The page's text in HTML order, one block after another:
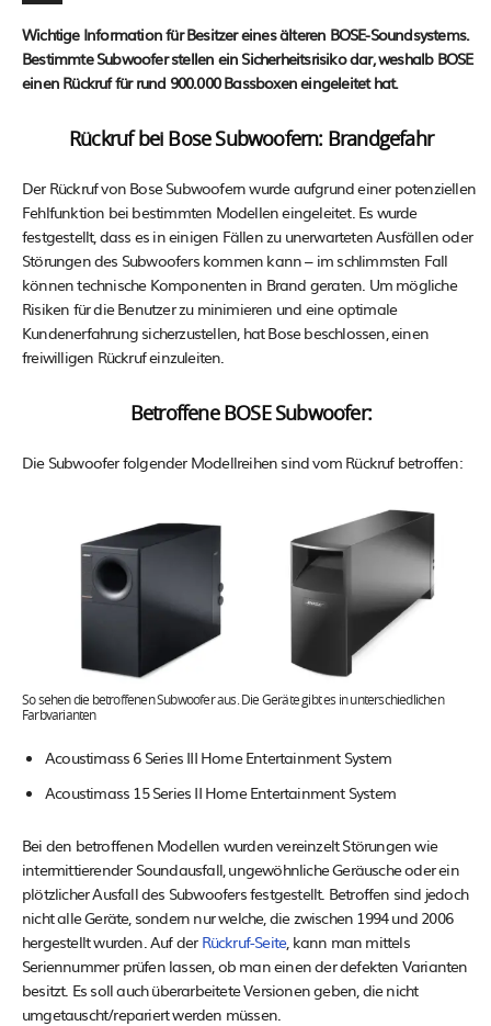
Wichtige Information für Besitzer eines älteren BOSE-Soundsystems.
Bestimmte Subwoofer stellen ein Sicherheitsrisiko dar, weshalb BOSE
einen Rückruf für rund 900.000 Bassboxen eingeleitet hat.
Rückruf bei Bose Subwoofern: Brandgefahr
Der Rückruf von Bose Subwoofern wurde aufgrund einer potenziellen
Fehlfunktion bei bestimmten Modellen eingeleitet. Es wurde
festgestellt, dass es in einigen Fällen zu unerwarteten Ausfällen oder
Störungen des Subwoofers kommen kann – im schlimmsten Fall
können technische Komponenten in Brand geraten. Um mögliche
Risiken für die Benutzer zu minimieren und eine optimale
Kundenerfahrung sicherzustellen, hat Bose beschlossen, einen
freiwilligen Rückruf einzuleiten.
Betroffene BOSE Subwoofer:
Die Subwoofer folgender Modellreihen sind vom Rückruf betroffen:
So sehen die betroffenen Subwoofer aus. Die Geräte gibt es in unterschiedlichen
Farbvarianten
Acoustimass 6 Series III Home Entertainment System
Acoustimass 15 Series II Home Entertainment System
Bei den betroffenen Modellen wurden vereinzelt Störungen wie
intermittierender Soundausfall, ungewöhnliche Geräusche oder ein
plötzlicher Ausfall des Subwoofers festgestellt. Betroffen sind jedoch
nicht alle Geräte, sondern nur welche, die zwischen 1994 und 2006
hergestellt wurden. Auf derRückruf-Seite, kann man mittels
Seriennummer prüfen lassen, ob man einen der defekten Varianten
besitzt. Es soll auch überarbeitete Versionen geben, die nicht
umgetauscht/repariert werden müssen.